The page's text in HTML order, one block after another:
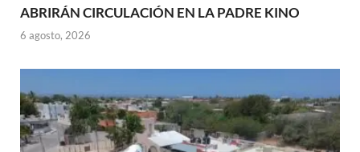
ABRIRÁN CIRCULACIÓN EN LA PADRE KINO
6 agosto, 2026